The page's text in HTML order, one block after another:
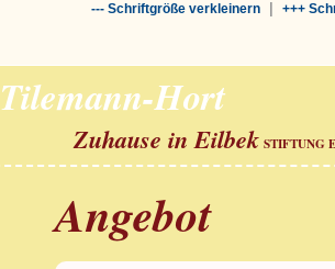
--- Schriftgröße verkleinern| +++
Tilemann-Hort
Zuhause in Eilbek STIFTUNG
Angebot